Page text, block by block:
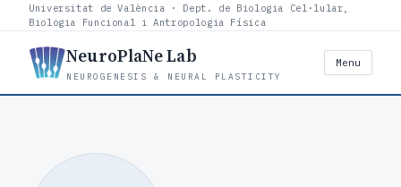
Universitat de València · Dept. de Biologia Cel·lular,
Biologia Funcional i Antropologia Física
NeuroPlaNe Lab
NEUROGENESIS & NEURAL PLASTICITY
Menu